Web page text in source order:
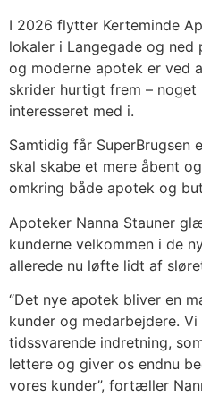
I 2026 flytter Kerteminde
lokaler i Langegade og ned
og moderne apotek er ved
skrider hurtigt frem –
interesseret med i.
Samtidig får SuperBrugsen
skal skabe et mere åbent
omkring både apotek og
Apoteker Nanna Stauner
kunderne velkommen i de
allerede nu løfte lidt af
“Det nye apotek bliver en
kunder og medarbejdere.
tidssvarende indretning,
lettere og giver os endnu
vores kunder”, fortæller